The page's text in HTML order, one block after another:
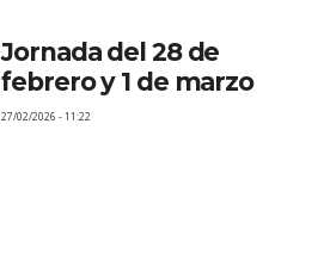
Jornada del 28 de
febrero y 1 de marzo
27/02/2026 - 11:22